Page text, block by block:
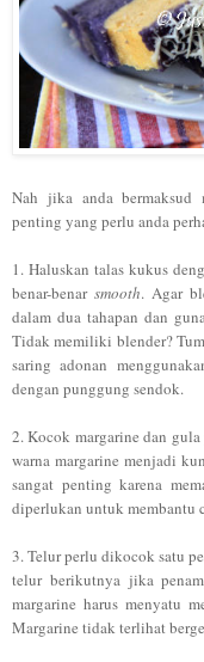
Nah jika anda bermaksud
penting yang perlu anda
1. Haluskan talas kukus
benar-benar smooth. Agar
dalam dua tahapan dan
Tidak memiliki blender?
saring adonan
dengan punggung sendok.
2. Kocok margarine dan
warna margarine menjadi
sangat penting karena
diperlukan untuk membantu
3. Telur perlu dikocok satu
telur berikutnya jika
margarine harus menyatu
Margarine tidak terlihat